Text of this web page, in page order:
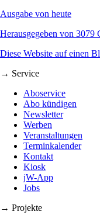
Ausgabe von heute
Herausgegeben von 3079
Diese Website auf einen
→ Service
Aboservice
Abo kündigen
Newsletter
Werben
Veranstaltungen
Terminkalender
Kontakt
Kiosk
jW-App
Jobs
→ Projekte